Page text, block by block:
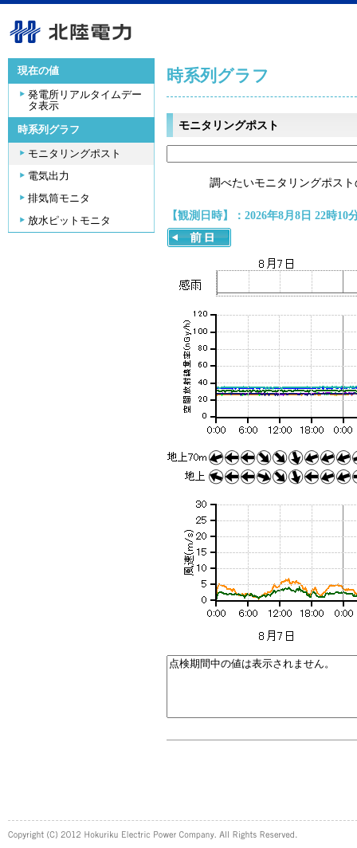
現在の値
発電所リアルタイムデー
タ表示
時系列グラフ
モニタリングポスト
電気出力
排気筒モニタ
放水ピットモニタ
時系列グラフ
モニタリングポスト
調べたいモニタリングポス
【観測日時】：2026年8月8日 22時10